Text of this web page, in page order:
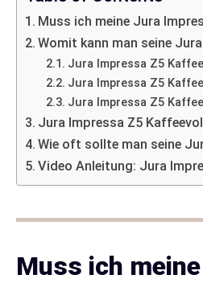
Muss ich meine Jura
Womit kann man seine
Jura Impressa Z5
Jura Impressa Z5
Jura Impressa Z5
Jura Impressa Z5
Wie oft sollte man seine
Video Anleitung: Jura
Muss ich